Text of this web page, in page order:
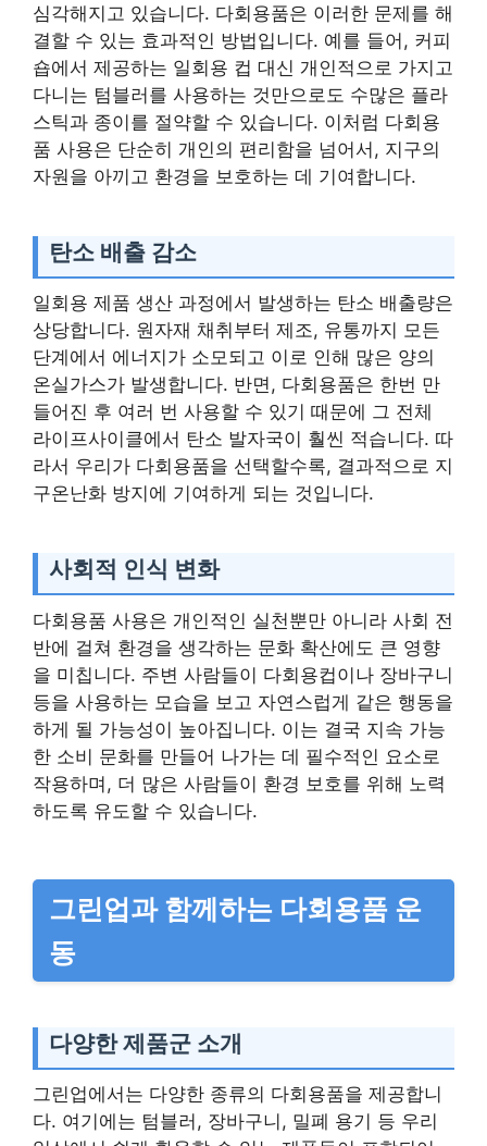
심각해지고 있습니다. 다회용품은 이러한 문제를 해
결할 수 있는 효과적인 방법입니다. 예를 들어, 커피
숍에서 제공하는 일회용 컵 대신 개인적으로 가지고
다니는 텀블러를 사용하는 것만으로도 수많은 플라
스틱과 종이를 절약할 수 있습니다. 이처럼 다회용
품 사용은 단순히 개인의 편리함을 넘어서, 지구의
자원을 아끼고 환경을 보호하는 데 기여합니다.
탄소 배출 감소
일회용 제품 생산 과정에서 발생하는 탄소 배출량은
상당합니다. 원자재 채취부터 제조, 유통까지 모든
단계에서 에너지가 소모되고 이로 인해 많은 양의
온실가스가 발생합니다. 반면, 다회용품은 한번 만
들어진 후 여러 번 사용할 수 있기 때문에 그 전체
라이프사이클에서 탄소 발자국이 훨씬 적습니다. 따
라서 우리가 다회용품을 선택할수록, 결과적으로 지
구온난화 방지에 기여하게 되는 것입니다.
사회적 인식 변화
다회용품 사용은 개인적인 실천뿐만 아니라 사회 전
반에 걸쳐 환경을 생각하는 문화 확산에도 큰 영향
을 미칩니다. 주변 사람들이 다회용컵이나 장바구니
등을 사용하는 모습을 보고 자연스럽게 같은 행동을
하게 될 가능성이 높아집니다. 이는 결국 지속 가능
한 소비 문화를 만들어 나가는 데 필수적인 요소로
작용하며, 더 많은 사람들이 환경 보호를 위해 노력
하도록 유도할 수 있습니다.
그린업과 함께하는 다회용품 운
동
다양한 제품군 소개
그린업에서는 다양한 종류의 다회용품을 제공합니
다. 여기에는 텀블러, 장바구니, 밀폐 용기 등 우리